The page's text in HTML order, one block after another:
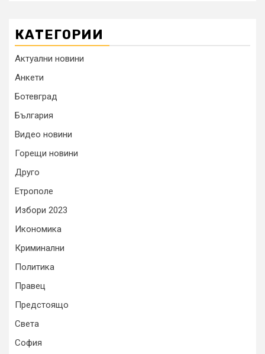
КАТЕГОРИИ
Актуални новини
Анкети
Ботевград
България
Видео новини
Горещи новини
Друго
Етрополе
Избори 2023
Икономика
Криминални
Политика
Правец
Предстоящо
Света
София